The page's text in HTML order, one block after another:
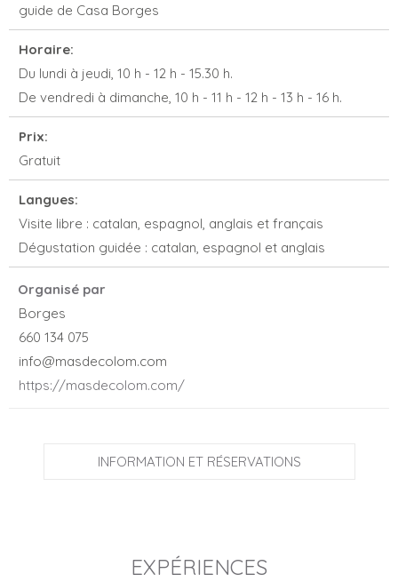
guide de Casa Borges
Horaire:
Du lundi à jeudi, 10 h - 12 h - 15.30 h.
De vendredi à dimanche, 10 h - 11 h - 12 h - 13 h - 16 h.
Prix:
Gratuit
Langues:
Visite libre : catalan, espagnol, anglais et français
Dégustation guidée : catalan, espagnol et anglais
Organisé par
Borges
660 134 075
info@masdecolom.com
https://masdecolom.com/
INFORMATION ET RÉSERVATIONS
EXPÉRIENCES